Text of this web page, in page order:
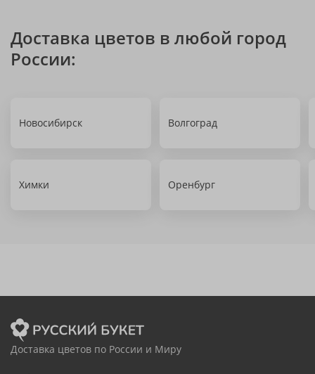
Доставка цветов в любой город
России:
Новосибирск Волгоград
Химки Оренбург
Доставка цветов по России и Миру